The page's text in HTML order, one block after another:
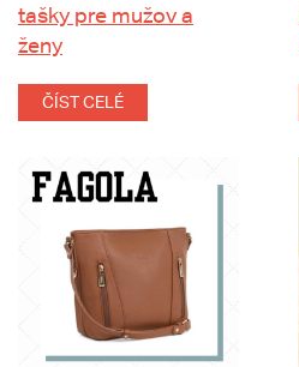
tašky pre mužov a
ženy
ČÍST CELÉ